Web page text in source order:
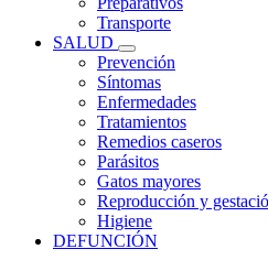
Transporte
SALUD
Prevención
Síntomas
Enfermedades
Tratamientos
Remedios caseros
Parásitos
Gatos mayores
Reproducción y
Higiene
DEFUNCIÓN